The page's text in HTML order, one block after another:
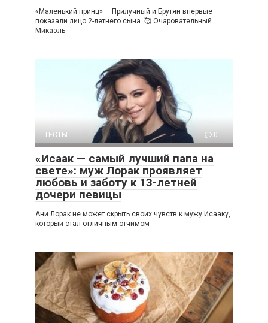
«Маленький принц» — Прилучный и Брутян впервые
показали лицо 2-летнего сына. 🥰 Очаровательный
Микаэль
ТЕСТЫ 0
«Исаак — самый лучший папа на
свете»: муж Лорак проявляет
любовь и заботу к 13-летней
дочери певицы
Ани Лорак не может скрыть своих чувств к мужу Исааку,
который стал отличным отчимом